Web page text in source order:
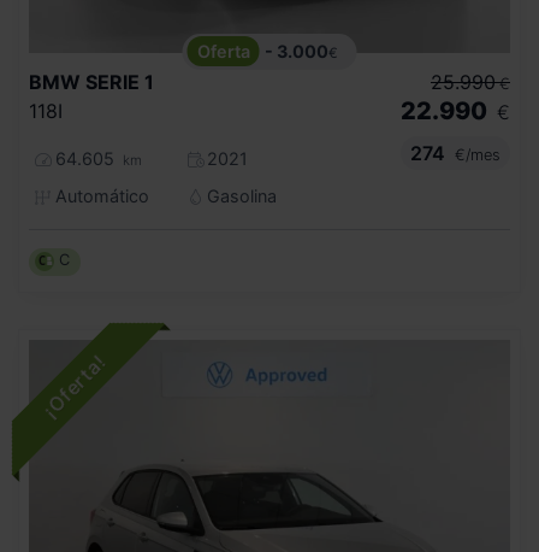
- 3.000€
BMW SERIE 1
118I
64.605 km
2021
Automático
Gasolina
25.990 €
22.990 €
274
€/mes
C